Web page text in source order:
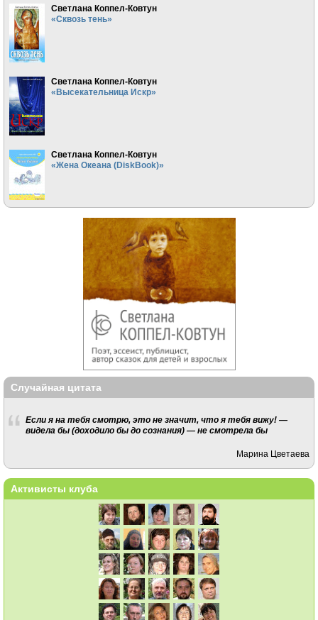
Светлана Коппел-Ковтун
«Сквозь тень»
Светлана Коппел-Ковтун
«Высекательница Искр»
Светлана Коппел-Ковтун
«Жена Океана (DiskBook)»
Случайная цитата
Если я на тебя смотрю, это не значит, что я тебя вижу! —
видела бы (доходило бы до сознания) — не смотрела бы
Марина Цветаева
Активисты клуба